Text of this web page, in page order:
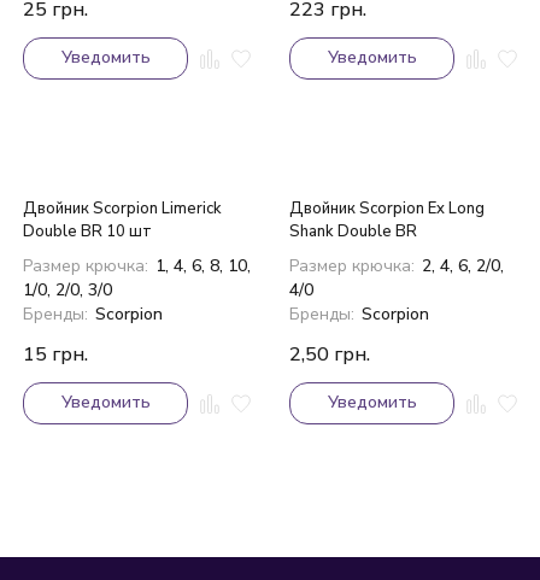
25 грн.
Уведомить
223 грн.
Уведомить
Двойник Scorpion Limerick
Double BR 10 шт
Размер крючка: 1, 4, 6, 8, 10,
1/0, 2/0, 3/0
Бренды: Scorpion
15 грн.
Уведомить
Двойник Scorpion Ex Long
Shank Double BR
Размер крючка: 2, 4, 6, 2/0,
4/0
Бренды: Scorpion
2,50 грн.
Уведомить